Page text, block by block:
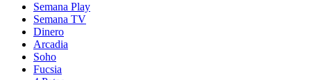
Semana Play
Semana TV
Dinero
Arcadia
Soho
in
Fucsia